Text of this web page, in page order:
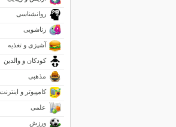
روانشناسی
زناشویی
آشپزی و تغذیه
کودکان و والدین
مذهبی
کامپیوتر و اینترنت
علمی
ورزش